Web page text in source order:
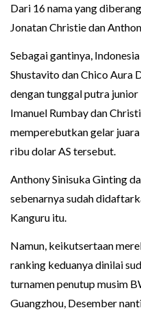
Dari 16 nama yang
Jonatan Christie dan
Sebagai gantinya,
Shustavito dan Chico Aura
dengan tunggal putra
Imanuel Rumbay dan
memperebutkan gelar
ribu dolar AS tersebut.
Anthony Sinisuka Ginting
sebenarnya sudah
Kanguru itu.
Namun, keikutsertaan
ranking keduanya dinilai
turnamen penutup musim
Guangzhou, Desember